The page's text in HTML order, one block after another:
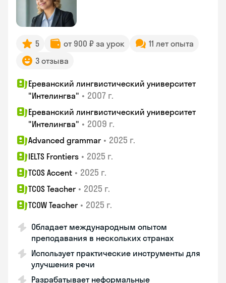
5 от 900 ₽ за урок
11 лет опыта
3 отзыва
Ереванский лингвистический университет
"Интелингва" • 2007 г.
Ереванский лингвистический университет
"Интелингва" • 2009 г.
Advanced grammar • 2025 г.
IELTS Frontiers • 2025 г.
TCOS Accent • 2025 г.
TCOS Teacher • 2025 г.
TCOW Teacher • 2025 г.
Обладает международным опытом
преподавания в нескольких странах
Использует практические инструменты для
улучшения речи
Разрабатывает неформальные